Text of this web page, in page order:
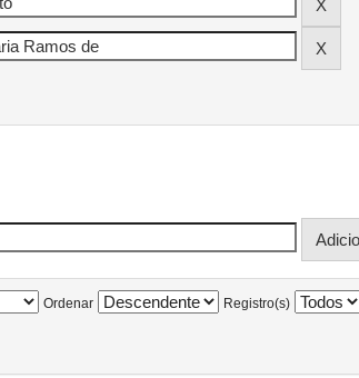
Ordenar Registro(s)